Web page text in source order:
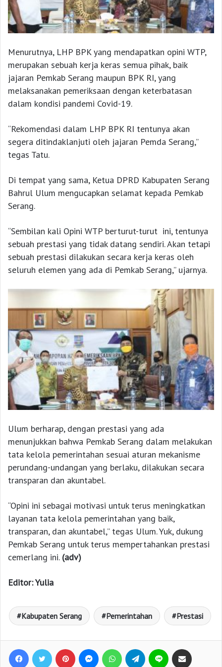
Menurutnya, LHP BPK yang mendapatkan opini WTP,
merupakan sebuah kerja keras semua pihak, baik
jajaran Pemkab Serang maupun BPK RI, yang
melaksanakan pemeriksaan dengan keterbatasan
dalam kondisi pandemi Covid-19.
“Rekomendasi dalam LHP BPK RI tentunya akan
segera ditindaklanjuti oleh jajaran Pemda Serang,”
tegas Tatu.
Di tempat yang sama, Ketua DPRD Kabupaten Serang
Bahrul Ulum mengucapkan selamat kepada Pemkab
Serang.
“Sembilan kali Opini WTP berturut-turut ini, tentunya
sebuah prestasi yang tidak datang sendiri. Akan tetapi
sebuah prestasi dilakukan secara kerja keras oleh
seluruh elemen yang ada di Pemkab Serang,” ujarnya.
Ulum berharap, dengan prestasi yang ada
menunjukkan bahwa Pemkab Serang dalam melakukan
tata kelola pemerintahan sesuai aturan mekanisme
perundang-undangan yang berlaku, dilakukan secara
transparan dan akuntabel.
“Opini ini sebagai motivasi untuk terus meningkatkan
layanan tata kelola pemerintahan yang baik,
transparan, dan akuntabel,” tegas Ulum. Yuk, dukung
Pemkab Serang untuk terus mempertahankan prestasi
cemerlang ini. (adv)
Editor: Yulia
Kabupaten Serang Pemerintahan Prestasi